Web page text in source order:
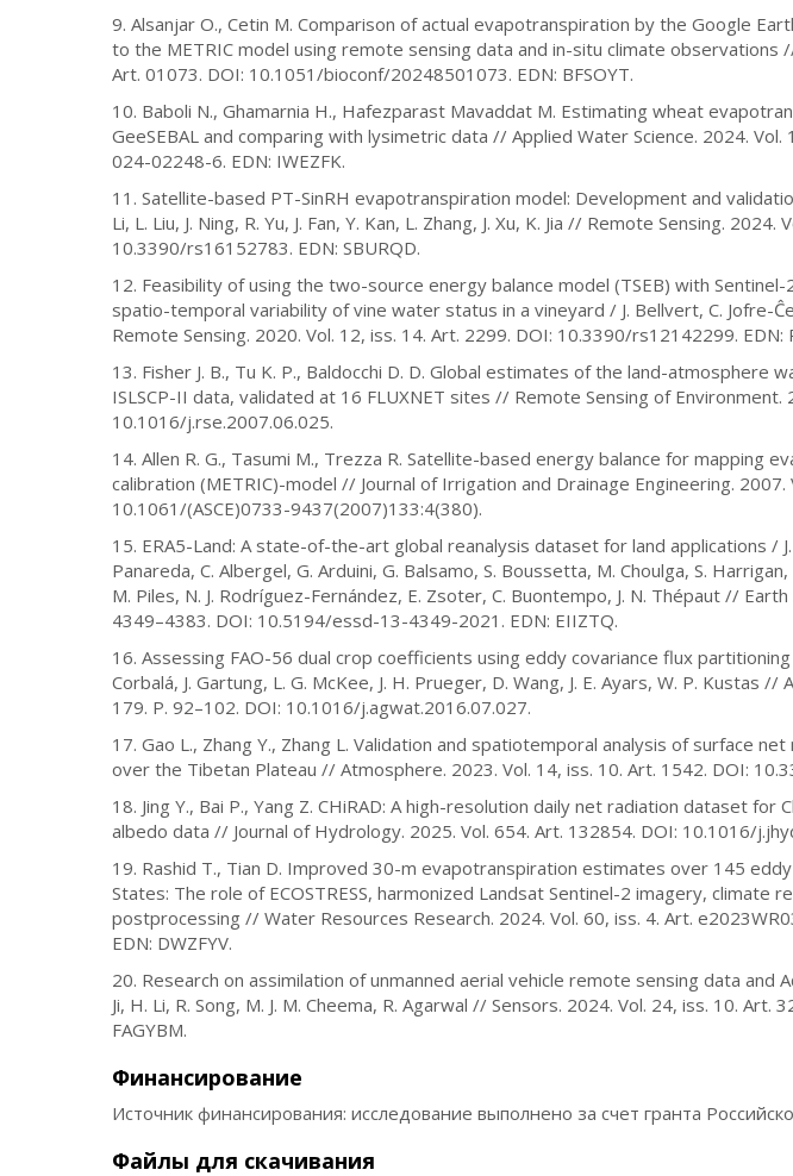
9. Alsanjar O., Cetin M. Comparison of actual evapotranspiration by the Google
to the METRIC model using remote sensing data and in-situ climate observations
Art. 01073. DOI: 10.1051/bioconf/20248501073. EDN: BFSOYT.
10. Baboli N., Ghamarnia H., Hafezparast Mavaddat M. Estimating wheat
GeeSEBAL and comparing with lysimetric data // Applied Water Science. 2024.
024-02248-6. EDN: IWEZFK.
11. Satellite-based PT-SinRH evapotranspiration model: Development and
Li, L. Liu, J. Ning, R. Yu, J. Fan, Y. Kan, L. Zhang, J. Xu, K. Jia // Remote Sensing.
10.3390/rs16152783. EDN: SBURQD.
12. Feasibility of using the two-source energy balance model (TSEB) with
spatio-temporal variability of vine water status in a vineyard / J. Bellvert, C. Jofre-
Remote Sensing. 2020. Vol. 12, iss. 14. Art. 2299. DOI: 10.3390/rs12142299. EDN:
13. Fisher J. B., Tu K. P., Baldocchi D. D. Global estimates of the land-atmosphere
ISLSCP-II data, validated at 16 FLUXNET sites // Remote Sensing of Environment.
10.1016/j.rse.2007.06.025.
14. Allen R. G., Tasumi M., Trezza R. Satellite-based energy balance for mapping
calibration (METRIC)-model // Journal of Irrigation and Drainage Engineering. 2007.
10.1061/(ASCE)0733-9437(2007)133:4(380).
15. ERA5-Land: A state-of-the-art global reanalysis dataset for land applications /
Panareda, C. Albergel, G. Arduini, G. Balsamo, S. Boussetta, M. Choulga, S.
M. Piles, N. J. Rodríguez-Fernández, E. Zsoter, C. Buontempo, J. N. Thépaut //
4349–4383. DOI: 10.5194/essd-13-4349-2021. EDN: EIIZTQ.
16. Assessing FAO-56 dual crop coefficients using eddy covariance flux partitioning
Corbalá, J. Gartung, L. G. McKee, J. H. Prueger, D. Wang, J. E. Ayars, W. P. Kustas
179. P. 92–102. DOI: 10.1016/j.agwat.2016.07.027.
17. Gao L., Zhang Y., Zhang L. Validation and spatiotemporal analysis of surface
over the Tibetan Plateau // Atmosphere. 2023. Vol. 14, iss. 10. Art. 1542. DOI:
18. Jing Y., Bai P., Yang Z. CHiRAD: A high-resolution daily net radiation dataset
albedo data // Journal of Hydrology. 2025. Vol. 654. Art. 132854. DOI: 10.1016/
19. Rashid T., Tian D. Improved 30-m evapotranspiration estimates over 145
States: The role of ECOSTRESS, harmonized Landsat Sentinel-2 imagery, climate
postprocessing // Water Resources Research. 2024. Vol. 60, iss. 4. Art.
EDN: DWZFYV.
20. Research on assimilation of unmanned aerial vehicle remote sensing data and
Ji, H. Li, R. Song, M. J. M. Cheema, R. Agarwal // Sensors. 2024. Vol. 24, iss. 10.
FAGYBM.
Финансирование
Источник финансирования: исследование выполнено за счет гранта
Файлы для скачивания